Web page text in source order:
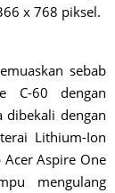
x 768 piksel.
sebab
C-60 dengan
dibekali dengan
Lithium-Ion
Aspire One
mengulang